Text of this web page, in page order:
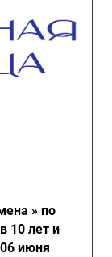
» по
10 лет и
июня